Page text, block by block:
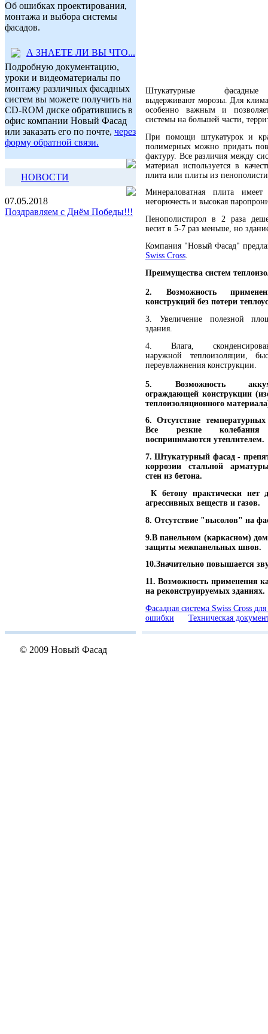
Об ошибках проектирования,
монтажа и выбора системы
фасадов.
А ЗНАЕТЕ ЛИ ВЫ ЧТО...
Подробную документацию,
уроки и видеоматериалы по
монтажу различных фасадных
систем вы можете получить на
CD-ROM диске обратившись в
офис компании Новый Фасад
или заказать его по почте, через
форму обратной связи.
НОВОСТИ
07.05.2018
Поздравляем с Днём Победы!!!
Штукатурные
выдерживают морозы. Для
особенно важным и
системы на большей части,
При помощи штукатурок и
полимерных можно придать
фактуру. Все различия между
материал используетсяв
плита или плиты из
Минераловатная плита
негорючесть и высокая
Пенополистирол в 2 раза
весит в 5-7 раз меньше, но
Компания "Новый Фасад"
Swiss Cross.
Преимущества систем
2. Возможность
конструкций без потери
3. Увеличение полезной
здания.
4. Влага,
наружной теплоизоляции,
переувлажнения конструкции.
5. Возможность
ограждающей конструкции
теплоизоляционного
6. Отсутствие
Все резкие колебания
воспринимаются утеплителем.
7. Штукатурный фасад -
коррозии стальной
стен из бетона.
К бетону практически нет
агрессивных веществ и газов.
8. Отсутствие "высолов" на
9.В панельном (каркасном)
защиты межпанельных швов.
10.Значительно повышается
11. Возможность применения
на реконструируемых зданиях.
Фасадная система Swiss Cross
ошибки
Техническая
© 2009 Новый Фасад